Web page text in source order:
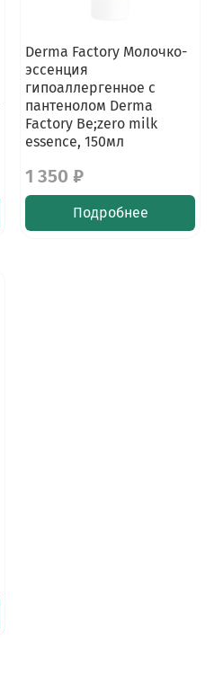
Derma Factory Молочко-
эссенция
гипоаллергенное с
пантенолом Derma
Factory Be;zero milk
essence, 150мл
1 350 ₽
Подробнее